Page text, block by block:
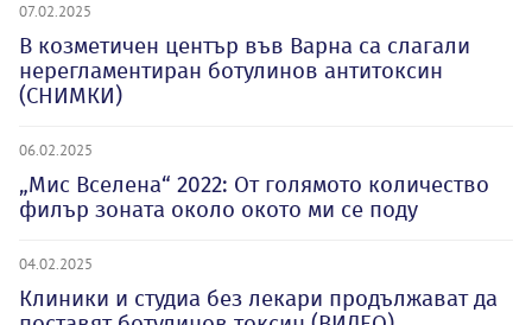
07.02.2025
В козметичен център във Варна са слагали
нерегламентиран ботулинов антитоксин
(СНИМКИ)
06.02.2025
„Мис Вселена“ 2022: От голямото количество
филър зоната около окото ми се поду
04.02.2025
Клиники и студиа без лекари продължават да